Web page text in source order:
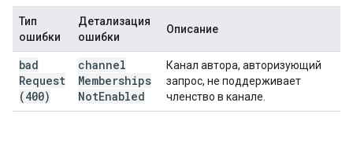
Тип
ошибки
Детализация
ошибки
Описание
bad
Request
(400)
channel
Memberships
NotEnabled
Канал автора, авторизующий
запрос, не поддерживает
членство в канале.